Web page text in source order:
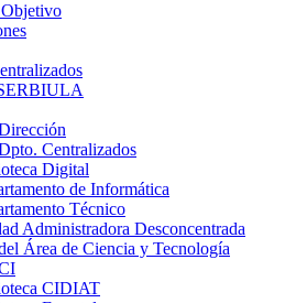
Centralizados
Digital
de Informática
Técnico
Administradora Desconcentrada
Área de Ciencia y Tecnología
CIDIAT